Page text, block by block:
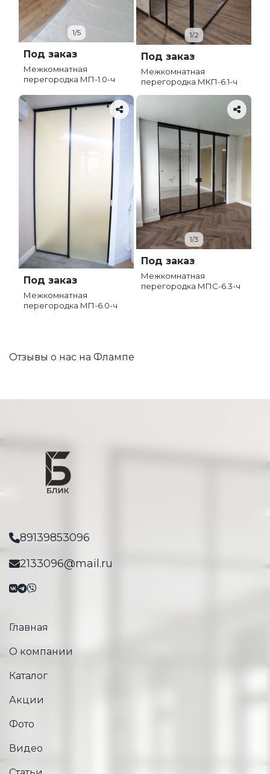
1/5
Под заказ
Межкомнатная
перегородка МП-1.0-ч
1/2
Под заказ
Межкомнатная
перегородка МКП-6.1-ч
Под заказ
Межкомнатная
перегородка МП-6.0-ч
1/3
Под заказ
Межкомнатная
перегородка МПС-6.3-ч
Отзывы о нас на Флампе
89139853096
2133096@mail.ru
Главная
О компании
Каталог
Акции
Фото
Видео